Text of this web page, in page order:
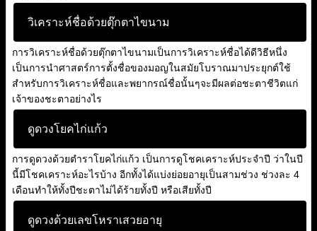
วิเคราะห์ชื่อด้วยตุ๊กตาไขนาม
การวิเคราะห์ชื่อด้วยตุ๊กตาไขนามเป็นการวิเคราะห์ชื่อได้ดีวิธีหนึ่ง
เป็นการนำศาสตร์การตั้งชื่อของมอญในสมัยโบราณมาประยุกต์ใช้
สำหรับการวิเคราะห์ชื่อและพยากรณ์ชื่อนั้นๆจะมีผลต่อชะตาชีวิตแก่
เจ้าของชะตาอย่างไร
ดูดวงโยคไก่แก้ว
การดูดวงด้วยตำราโยคไก่แก้ว เป็นการดูโชคเคราะห์ประจำปี ว่าในปี
นี้มีโชคเคราะห์อะไรบ้าง อีกทั้งได้แบ่งย่อยอายุเป็นสามช่วง ช่วงละ 4
เดือนทำให้ทั้งปีชะตาไม่ได้ร้ายทั้งปี หรือเสียทั้งปี
ดูดวงด้วยเลขโหราเสวยอายุ